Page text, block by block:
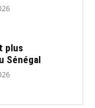
plus
Sénégal